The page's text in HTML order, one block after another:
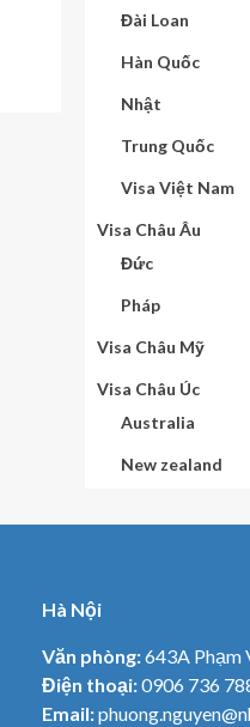
Đài Loan
Hàn Quốc
Nhật
Trung Quốc
Visa Việt Nam
Visa Châu Âu
Đức
Pháp
Visa Châu Mỹ
Visa Châu Úc
Australia
New zealand
Hà Nội
Văn phòng:643A Phạm
Điện thoại:0906 736
Email: